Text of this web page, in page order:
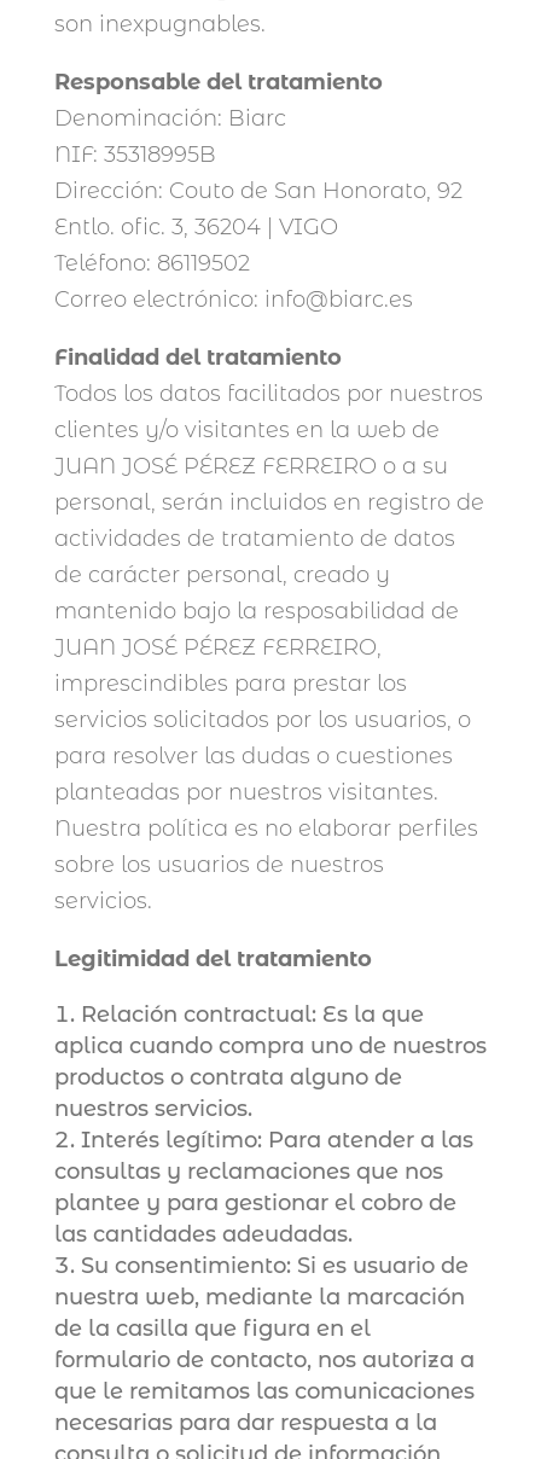
son inexpugnables.
Responsable del tratamiento
Denominación: Biarc
NIF: 35318995B
Dirección: Couto de San Honorato, 92
Entlo. ofic. 3, 36204 | VIGO
Teléfono: 86119502
Correo electrónico: info@biarc.es
Finalidad del tratamiento
Todos los datos facilitados por nuestros
clientes y/o visitantes en la web de
JUAN JOSÉ PÉREZ FERREIRO o a su
personal, serán incluidos en registro de
actividades de tratamiento de datos
de carácter personal, creado y
mantenido bajo la resposabilidad de
JUAN JOSÉ PÉREZ FERREIRO,
imprescindibles para prestar los
servicios solicitados por los usuarios, o
para resolver las dudas o cuestiones
planteadas por nuestros visitantes.
Nuestra política es no elaborar perfiles
sobre los usuarios de nuestros
servicios.
Legitimidad del tratamiento
Relación contractual: Es la que
aplica cuando compra uno de nuestros
productos o contrata alguno de
nuestros servicios.
Interés legítimo: Para atender a las
consultas y reclamaciones que nos
plantee y para gestionar el cobro de
las cantidades adeudadas.
Su consentimiento: Si es usuario de
nuestra web, mediante la marcación
de la casilla que figura en el
formulario de contacto, nos autoriza a
que le remitamos las comunicaciones
necesarias para dar respuesta a la